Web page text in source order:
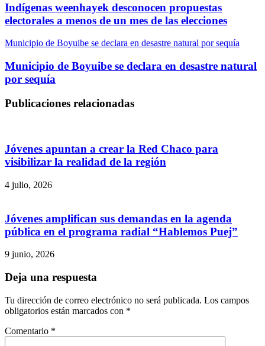
Indígenas weenhayek desconocen propuestas
electorales a menos de un mes de las elecciones
Municipio de Boyuibe se declara en desastre natural por sequía
Municipio de Boyuibe se declara en desastre natural
por sequía
Publicaciones relacionadas
Jóvenes apuntan a crear la Red Chaco para
visibilizar la realidad de la región
4 julio, 2026
Jóvenes amplifican sus demandas en la agenda
pública en el programa radial “Hablemos Puej”
9 junio, 2026
Deja una respuesta
Tu dirección de correo electrónico no será publicada. Los campos
obligatorios están marcados con *
Comentario *